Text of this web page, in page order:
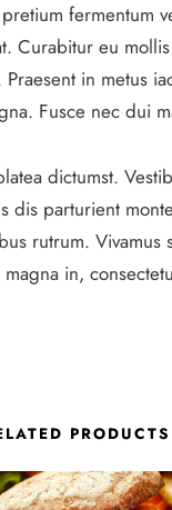
E
R
Q
U
N
T
I
T
fermentum
eu
in metus
Fusce nec dui
dictumst.
parturient
rutrum.
in,
PRODUCTS